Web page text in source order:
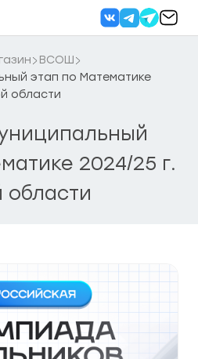
ВСОШ
этап по Математике
области
2024/25 г.
области